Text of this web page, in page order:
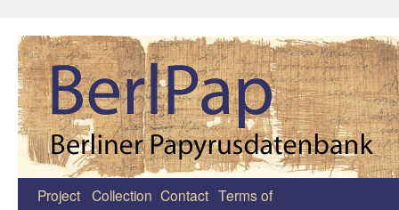
Zum
Project Collection Contact Terms of